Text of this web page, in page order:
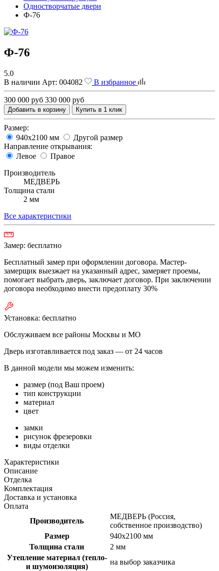
Одностворчатые двери
Ф-76
Ф-76
5.0
В наличии Арт: 004082 В избранное
300 000 руб 330 000 руб
Добавить в корзину Купить в 1 клик
Размер:
940х2100 мм
Другой размер
Направление открывания:
Левое
Правое
Производитель
МЕДВЕРЬ
Толщина стали
2 мм
Все характеристики
Замер: бесплатно
Бесплатный замер при оформлении договора. Мастер-
замерщик выезжает на указанный адрес, замеряет проемы,
помогает выбрать дверь, заключает договор. При заключении
договора необходимо внести предоплату 30%
Установка: бесплатно
Обслуживаем все районы Москвы и МО
Дверь изготавливается под заказ — от 24 часов
В данной модели мы можем изменить:
размер (под Ваш проем)
тип конструкции
материал
цвет
замки
рисунок фрезеровки
виды отделки
Характеристики
Описание
Отделка
Комплектация
Доставка и установка
Оплата
Производитель
МЕДВЕРЬ (Россия,
собственное производство)
Размер
940х2100 мм
Толщина стали
2 мм
Утепление материал (тепло-
и шумоизоляция)
на выбор заказчика